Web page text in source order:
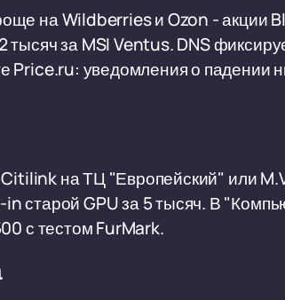
на Wildberries и Ozon - акции
за MSI Ventus. DNS
Price.ru: уведомления о падении
Citilink на ТЦ "Европейский" или
старой GPU за 5 тысяч. В
с тестом FurMark.